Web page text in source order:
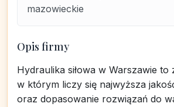
mazowieckie
Opis firmy
Hydraulika siłowa w Warszawie to
w którym liczy się najwyższa
oraz dopasowanie rozwiązań do